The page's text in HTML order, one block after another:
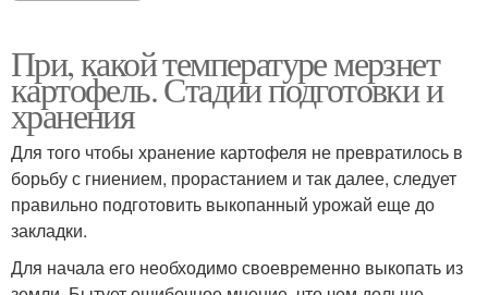
При, какой температуре мерзнет
картофель. Стадии подготовки и
хранения
Для того чтобы хранение картофеля не превратилось в
борьбу с гниением, прорастанием и так далее, следует
правильно подготовить выкопанный урожай еще до
закладки.
Для начала его необходимо своевременно выкопать из